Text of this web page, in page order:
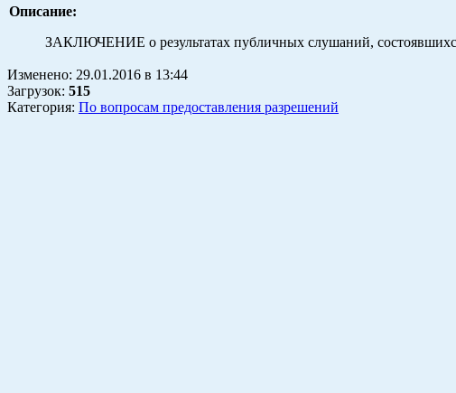
Описание:
ЗАКЛЮЧЕНИЕ о результатах публичных слушаний,
Изменено: 29.01.2016 в 13:44
Загрузок: 515
Категория: По вопросам предоставления разрешений